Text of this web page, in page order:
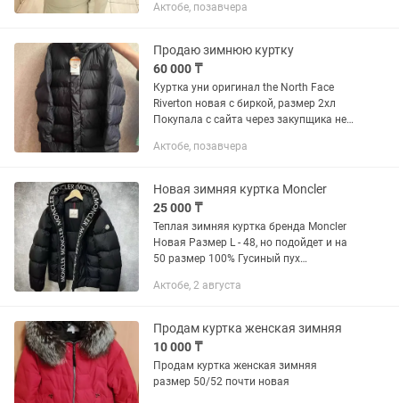
новое, ни разу не стиралась. Продам
Актобе, позавчера
Продаю зимнюю куртку
60 000 ₸
Куртка уни оригинал the North Face
Riverton новая с биркой, размер 2хл
Покупала с сайта через закупщика не
хорошая С корейского сайта брала за
Актобе, позавчера
Новая зимняя куртка Moncler
25 000 ₸
Теплая зимняя куртка бренда Moncler
Новая Размер L - 48, но подойдет и на
50 размер 100% Гусиный пух
Идеальна для стильной зимы
Актобе, 2 августа
Продам куртка женская зимняя
10 000 ₸
Продам куртка женская зимняя
размер 50/52 почти новая